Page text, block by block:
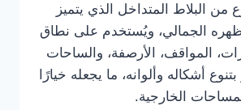
من البلاط المتداخل الذي يتميز
الجمالي، ويُستخدم على نطاق
المواقف، الأرصفة، والساحات
أشكاله وألوانه، ما يجعله خيارًا
الخارجية.